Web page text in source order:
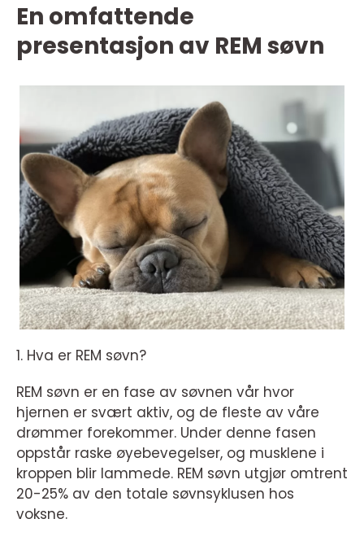
En omfattende
presentasjon av REM søvn
1. Hva er REM søvn?
REM søvn er en fase av søvnen vår hvor
hjernen er svært aktiv, og de fleste av våre
drømmer forekommer. Under denne fasen
oppstår raske øyebevegelser, og musklene i
kroppen blir lammede. REM søvn utgjør omtrent
20-25% av den totale søvnsyklusen hos
voksne.